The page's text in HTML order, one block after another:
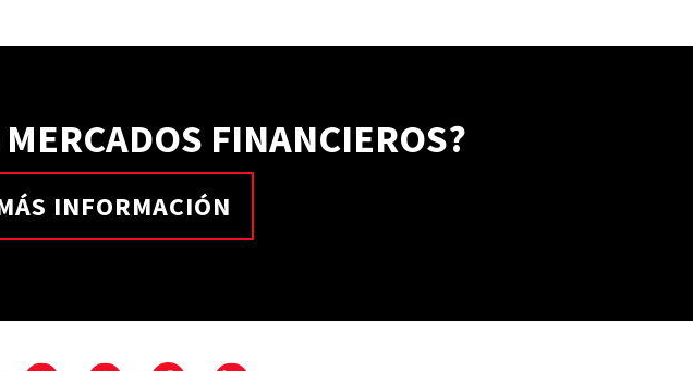
FINANCIEROS?
INFORMACIÓN